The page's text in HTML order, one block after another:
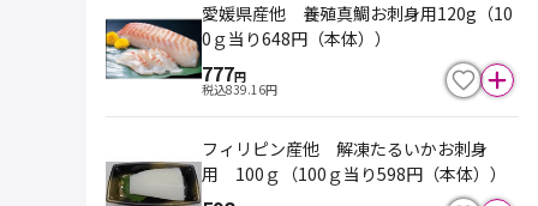
愛媛県産他 養殖真鯛お刺身用120g（10
0ｇ当り648円（本体））
777円
税込839.16円
フィリピン産他 解凍たるいかお刺身
用 100ｇ（100ｇ当り598円（本体））